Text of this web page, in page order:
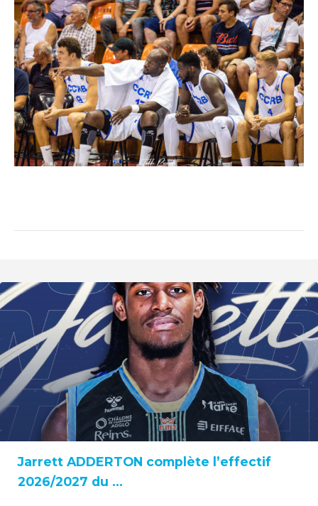
Jarrett ADDERTON complète l’effectif
2026/2027 du ...